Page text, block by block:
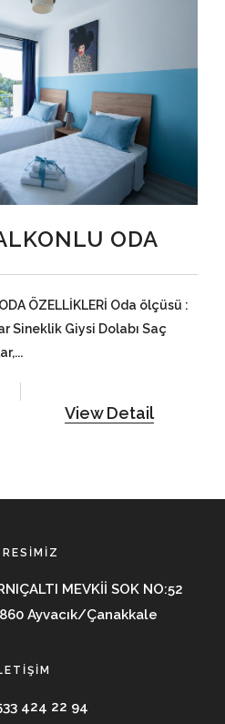
ODA
ÖZELLİKLERİ Oda ölçüsü :
Sineklik Giysi Dolabı Saç
View Detail
MEVKİİ SOK NO:52
Ayvacık/Çanakkale
424 22 94